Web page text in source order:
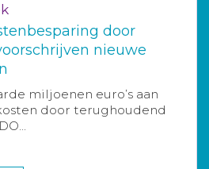
door
nieuwe
miljoenen euro’s aan
door terughoudend